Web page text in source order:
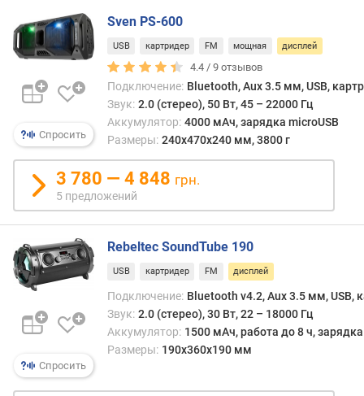
м
п
о
д
т
е
д
о
л
е
н
я
о
к
Спросить
Sven PS-600
USB картридер FM мощная дисплей
4.4 /9 отзывов
Подключение: Bluetooth, Aux 3.5 мм, USB,
Звук: 2.0 (стерео), 50 Вт, 45 – 22000 Гц
Аккумулятор: 4000 мАч, зарядка microUSB
Размеры: 240x470x240 мм, 3800 г
3 780 — 4 848 грн.
5 предложений
Спросить
Rebeltec SoundTube 190
USB картридер FM дисплей
Подключение: Bluetooth v4.2, Aux 3.5 мм, USB,
Звук: 2.0 (стерео), 30 Вт, 22 – 18000 Гц
Аккумулятор: 1500 мАч, работа до 8 ч,
Размеры: 190x360x190 мм